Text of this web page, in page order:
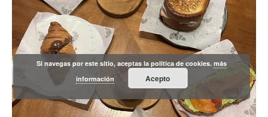
Si navegas por este sitio, aceptas la política de cookies.más
información
Acepto